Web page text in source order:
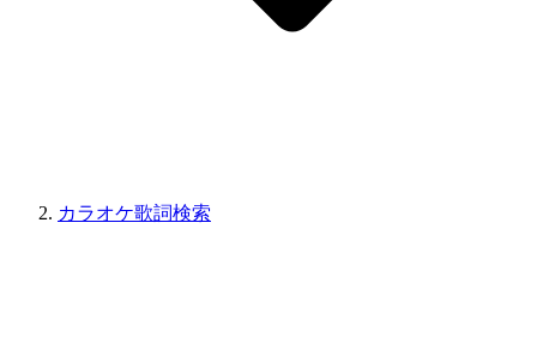
カラオケ歌詞検索